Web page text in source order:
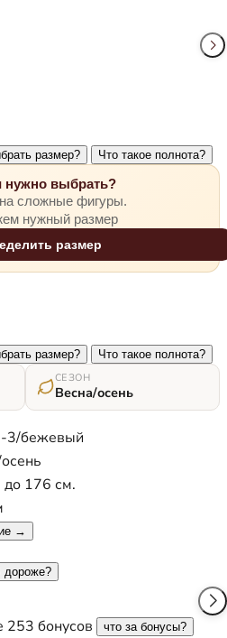
размер? Что такое полнота?
нужно выбрать?
сложные фигуры.
нужный размер
размер
размер?
Что такое полнота?
СЕЗОН
Весна/осень
3/бежевый
до 176 см.
→
дороже?
253 бонусов
что за бонусы?